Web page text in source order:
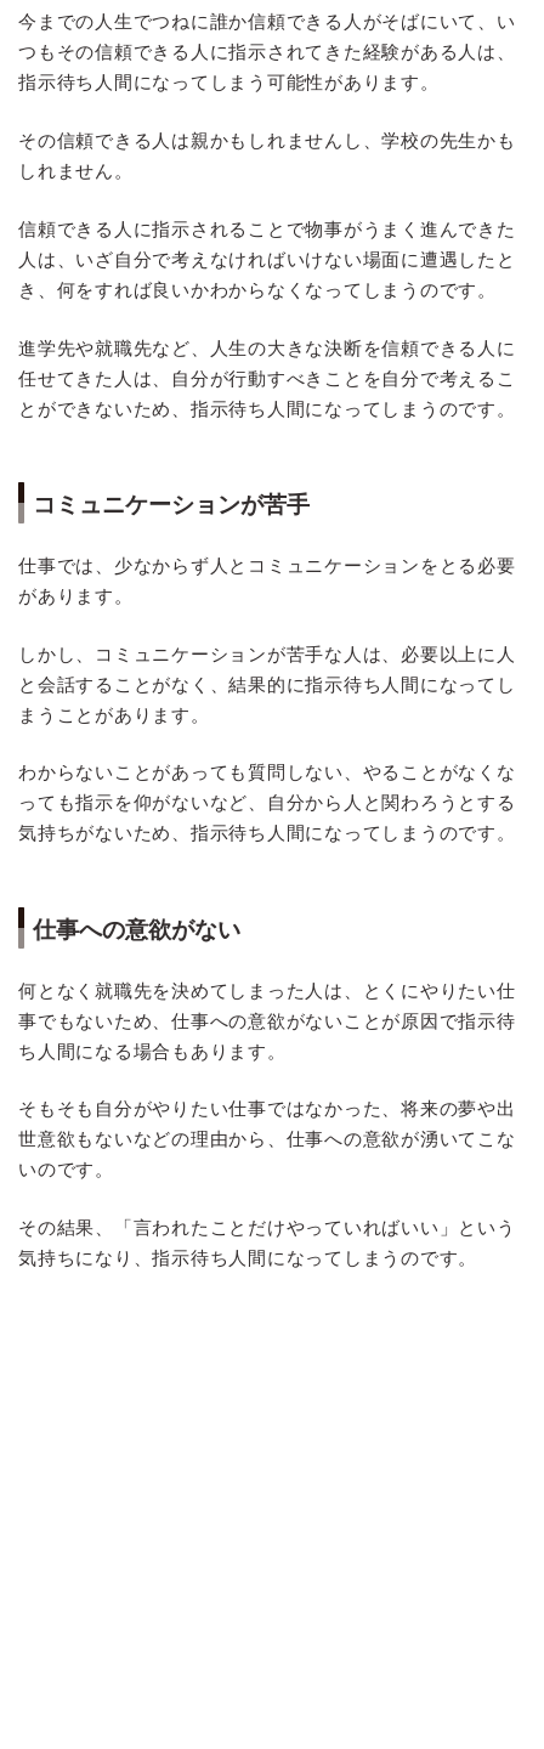
今までの人生でつねに誰か信頼できる人がそばにいて、い
つもその信頼できる人に指示されてきた経験がある人は、
指示待ち人間になってしまう可能性があります。
その信頼できる人は親かもしれませんし、学校の先生かも
しれません。
信頼できる人に指示されることで物事がうまく進んできた
人は、いざ自分で考えなければいけない場面に遭遇したと
き、何をすれば良いかわからなくなってしまうのです。
進学先や就職先など、人生の大きな決断を信頼できる人に
任せてきた人は、自分が行動すべきことを自分で考えるこ
とができないため、指示待ち人間になってしまうのです。
コミュニケーションが苦手
仕事では、少なからず人とコミュニケーションをとる必要
があります。
しかし、コミュニケーションが苦手な人は、必要以上に人
と会話することがなく、結果的に指示待ち人間になってし
まうことがあります。
わからないことがあっても質問しない、やることがなくな
っても指示を仰がないなど、自分から人と関わろうとする
気持ちがないため、指示待ち人間になってしまうのです。
仕事への意欲がない
何となく就職先を決めてしまった人は、とくにやりたい仕
事でもないため、仕事への意欲がないことが原因で指示待
ち人間になる場合もあります。
そもそも自分がやりたい仕事ではなかった、将来の夢や出
世意欲もないなどの理由から、仕事への意欲が湧いてこな
いのです。
その結果、「言われたことだけやっていればいい」という
気持ちになり、指示待ち人間になってしまうのです。